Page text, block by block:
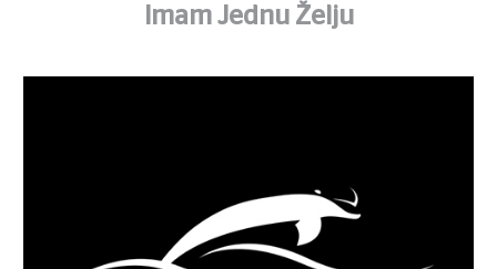
Imam Jednu Želju